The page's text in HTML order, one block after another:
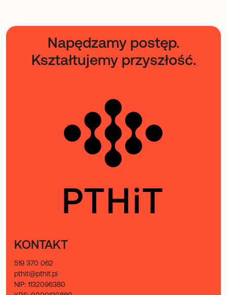
Napędzamy postęp.
Kształtujemy przyszłość.
KONTAKT
519 370 062
pthit@pthit.pl
NIP: 1132096380